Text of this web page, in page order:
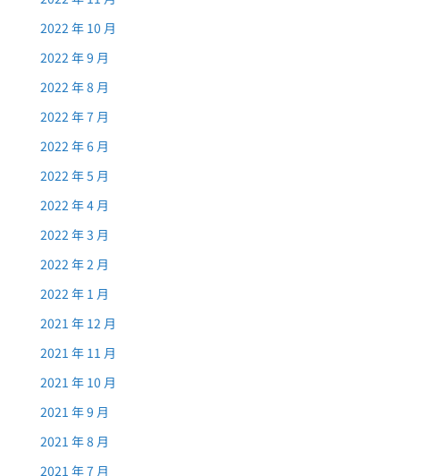
2022 年 10 月
2022 年 9 月
2022 年 8 月
2022 年 7 月
2022 年 6 月
2022 年 5 月
2022 年 4 月
2022 年 3 月
2022 年 2 月
2022 年 1 月
2021 年 12 月
2021 年 11 月
2021 年 10 月
2021 年 9 月
2021 年 8 月
2021 年 7 月